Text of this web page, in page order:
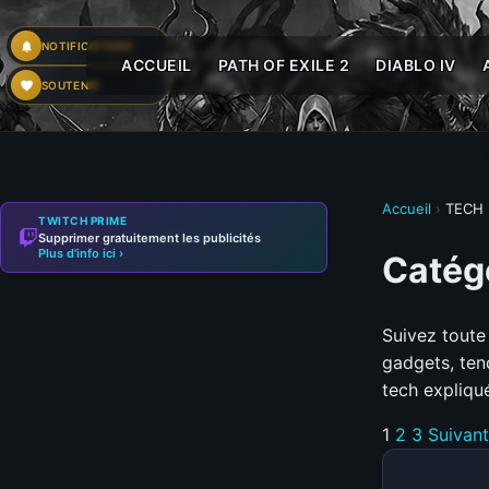
NOTIFICATIONS
SOUTENIR
ACCUEIL PATH OF EXILE 2 DIABLO IV
Accueil › TECH
Suivez
gadgets,
tech
1 2 3
TWITCH PRIME
Supprimer gratuitement les publicités
Plus d'info ici ›